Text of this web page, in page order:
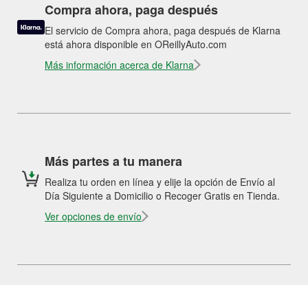
Compra ahora, paga después
El servicio de Compra ahora, paga después de Klarna
está ahora disponible en OReillyAuto.com
Más información acerca de Klarna
Más partes a tu manera
Realiza tu orden en línea y elije la opción de Envío al
Día Siguiente a Domicilio o Recoger Gratis en Tienda.
Ver opciones de envío